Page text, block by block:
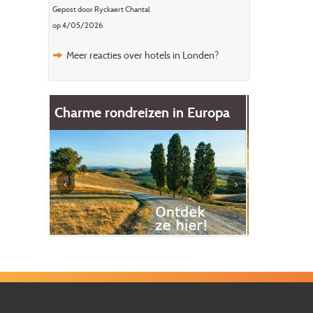
Gepost door Ryckaert Chantal
op 4/05/2026
Meer reacties over hotels in Londen?
Fietsvakanties